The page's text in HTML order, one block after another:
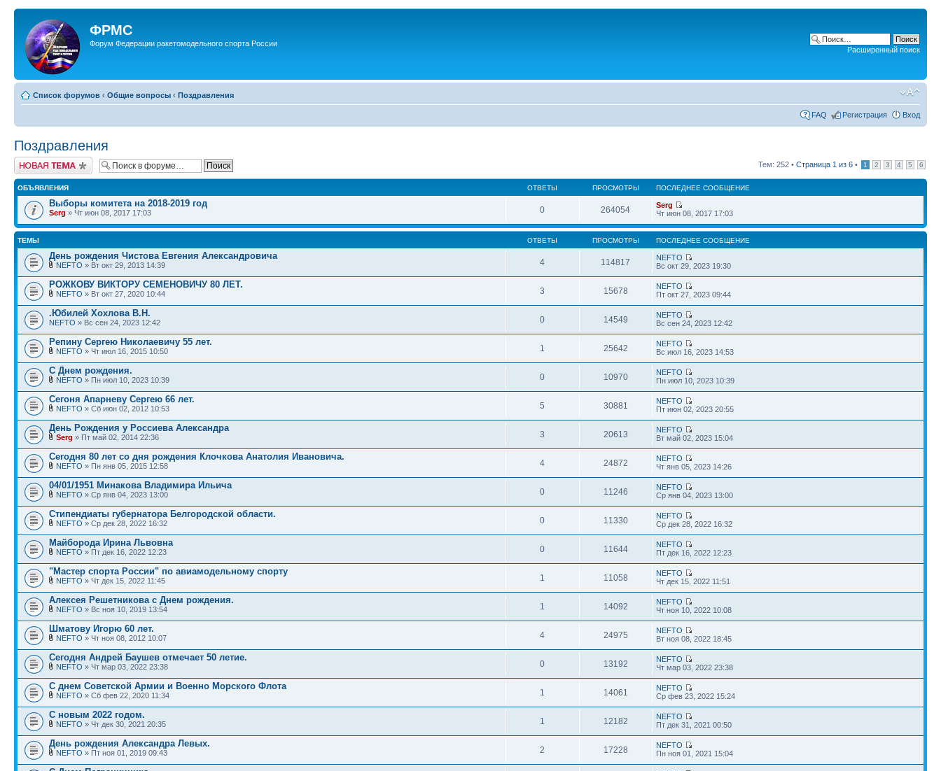
ФРМС
Форум Федерации ракетомодельного спорта России
Расширенный поиск
Список форумов ‹ Общие вопросы ‹ Поздравления
FAQ Регистрация Вход
Поздравления
Новая тема Тем: 252 • Страница 1 из 6 • 1 2 3 4 5 6
ОБЪЯВЛЕНИЯ ОТВЕТЫ ПРОСМОТРЫ ПОСЛЕДНЕЕ СООБЩЕНИЕ
Выборы комитета на 2018-2019 год
Serg » Чт июн 08, 2017 17:03 0 264054
Serg
Чт июн 08, 2017 17:03
ТЕМЫ ОТВЕТЫ ПРОСМОТРЫ ПОСЛЕДНЕЕ СООБЩЕНИЕ
День рождения Чистова Евгения Александровича
NEFTO » Вт окт 29, 2013 14:39 4 114817
NEFTO
Вс окт 29, 2023 19:30
РОЖКОВУ ВИКТОРУ СЕМЕНОВИЧУ 80 ЛЕТ.
NEFTO » Вт окт 27, 2020 10:44 3 15678
NEFTO
Пт окт 27, 2023 09:44
.Юбилей Хохлова В.Н.
NEFTO » Вс сен 24, 2023 12:42 0 14549
NEFTO
Вс сен 24, 2023 12:42
Репину Сергею Николаевичу 55 лет.
NEFTO » Чт июл 16, 2015 10:50 1 25642
NEFTO
Вс июл 16, 2023 14:53
С Днем рождения.
NEFTO » Пн июл 10, 2023 10:39 0 10970
NEFTO
Пн июл 10, 2023 10:39
Сегоня Апарневу Сергею 66 лет.
NEFTO » Сб июн 02, 2012 10:53 5 30881
NEFTO
Пт июн 02, 2023 20:55
День Рождения у Россиева Александра
Serg » Пт май 02, 2014 22:36 3 20613
NEFTO
Вт май 02, 2023 15:04
Сегодня 80 лет со дня рождения Клочкова Анатолия Ивановича.
NEFTO » Пн янв 05, 2015 12:58 4 24872
NEFTO
Чт янв 05, 2023 14:26
04/01/1951 Минакова Владимира Ильича
NEFTO » Ср янв 04, 2023 13:00 0 11246
NEFTO
Ср янв 04, 2023 13:00
Стипендиаты губернатора Белгородской области.
NEFTO » Ср дек 28, 2022 16:32 0 11330
NEFTO
Ср дек 28, 2022 16:32
Майборода Ирина Львовна
NEFTO » Пт дек 16, 2022 12:23 0 11644
NEFTO
Пт дек 16, 2022 12:23
"Мастер спорта России" по авиамодельному спорту
NEFTO » Чт дек 15, 2022 11:45 1 11058
NEFTO
Чт дек 15, 2022 11:51
Алексея Решетникова с Днем рождения.
NEFTO » Вс ноя 10, 2019 13:54 1 14092
NEFTO
Чт ноя 10, 2022 10:08
Шматову Игорю 60 лет.
NEFTO » Чт ноя 08, 2012 10:07 4 24975
NEFTO
Вт ноя 08, 2022 18:45
Сегодня Андрей Баушев отмечает 50 летие.
NEFTO » Чт мар 03, 2022 23:38 0 13192
NEFTO
Чт мар 03, 2022 23:38
С днем Советской Армии и Военно Морского Флота
NEFTO » Сб фев 22, 2020 11:34 1 14061
NEFTO
Ср фев 23, 2022 15:24
С новым 2022 годом.
NEFTO » Чт дек 30, 2021 20:35 1 12182
NEFTO
Пт дек 31, 2021 00:50
День рождения Александра Левых.
NEFTO » Пт ноя 01, 2019 09:43 2 17228
NEFTO
Пн ноя 01, 2021 15:04